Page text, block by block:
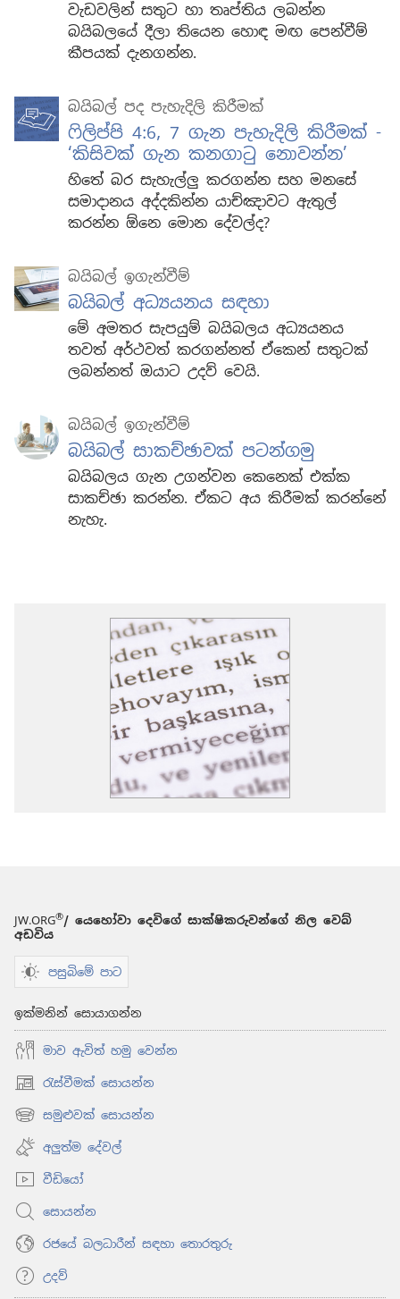
වැඩවලින් සතුට හා තෘප්තිය ලබන්න
බයිබලයේ දීලා තියෙන හොඳ මඟ පෙන්වීම්
කීපයක් දැනගන්න.
බයිබල් පද පැහැදිලි කිරීමක්
ෆිලිප්පි 4:6, 7 ගැන පැහැදිලි කිරීමක් -
‘කිසිවක් ගැන කනගාටු නොවන්න’
හිතේ බර සැහැල්ලු කරගන්න සහ මනසේ
සමාදානය අද්දකින්න යාච්ඤාවට ඇතුල්
කරන්න ඕනෙ මොන දේවල්ද?
බයිබල් ඉගැන්වීම්
බයිබල් අධ්‍යයනය සඳහා
මේ අමතර සැපයුම් බයිබලය අධ්‍යයනය
තවත් අර්ථවත් කරගන්නත් ඒකෙන් සතුටක්
ලබන්නත් ඔයාට උදව් වෙයි.
බයිබල් ඉගැන්වීම්
බයිබල් සාකච්ඡාවක් පටන්ගමු
බයිබලය ගැන උගන්වන කෙනෙක් එක්ක
සාකච්ඡා කරන්න. ඒකට අය කිරීමක් කරන්නේ
නැහැ.
JW.ORG®/ යෙහෝවා දෙවිගේ සාක්ෂිකරුවන්ගේ නිල වෙබ්
අඩවිය
පසුබිමේ පාට
ඉක්මනින් සොයාගන්න
මාව ඇවිත් හමු වෙන්න
රැස්වීමක් සොයන්න
(opens
new
window)
සමුළුවක් සොයන්න
(opens
new
window)
අලුත්ම දේවල්
වීඩියෝ
සොයන්න
රජයේ බලධාරීන් සඳහා තොරතුරු
උදව්